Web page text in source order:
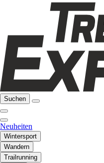
Suchen
Neuheiten
Wintersport
Wandern
Trailrunning